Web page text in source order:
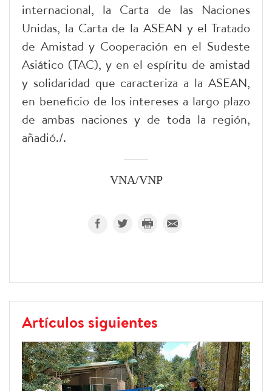
internacional, la Carta de las Naciones
Unidas, la Carta de la ASEAN y el Tratado
de Amistad y Cooperación en el Sudeste
Asiático (TAC), y en el espíritu de amistad
y solidaridad que caracteriza a la ASEAN,
en beneficio de los intereses a largo plazo
de ambas naciones y de toda la región,
añadió./.
VNA/VNP
Artículos siguientes